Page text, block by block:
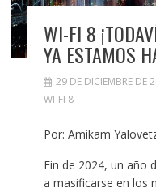
WI-FI 8
YA ESTAMOS
29 DE DICIEMBRE DE
WI-FI 8
Por: Amikam
Fin de 2024, un año
a masificarse en los